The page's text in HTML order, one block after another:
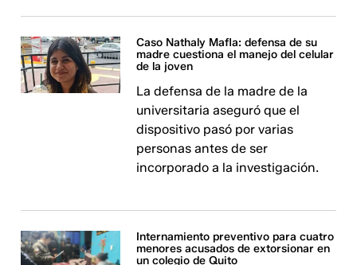
Caso Nathaly Mafla: defensa de su
madre cuestiona el manejo del celular
de la joven
La defensa de la madre de la
universitaria aseguró que el
dispositivo pasó por varias
personas antes de ser
incorporado a la investigación.
Internamiento preventivo para cuatro
menores acusados de extorsionar en
un colegio de Quito